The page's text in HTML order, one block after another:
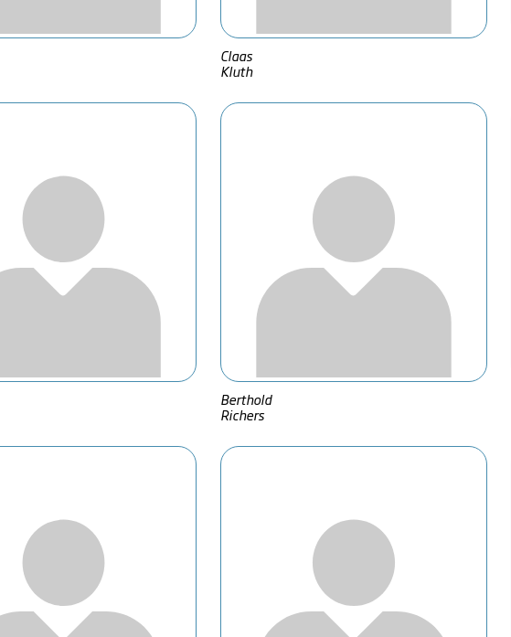
Claas
Kluth
Berthold
Richers